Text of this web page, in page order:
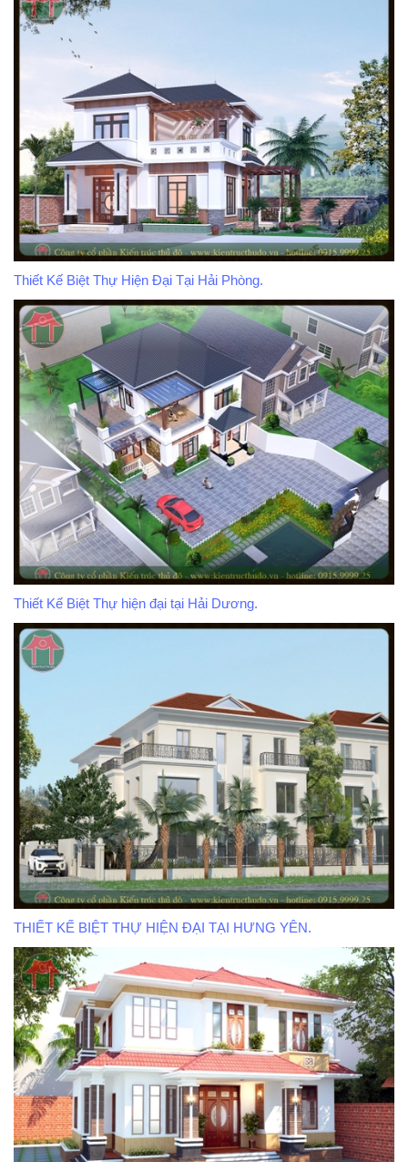
Thiết Kế Biệt Thự Hiện Đại Tại Hải Phòng.
Thiết Kế Biệt Thự hiện đại tại Hải Dương.
THIẾT KẾ BIỆT THỰ HIỆN ĐẠI TẠI HƯNG YÊN.